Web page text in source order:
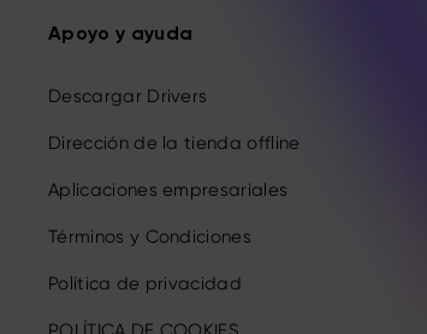
Apoyo y ayuda
Descargar Drivers
Dirección de la tienda offline
Aplicaciones empresariales
Términos y Condiciones
Política de privacidad